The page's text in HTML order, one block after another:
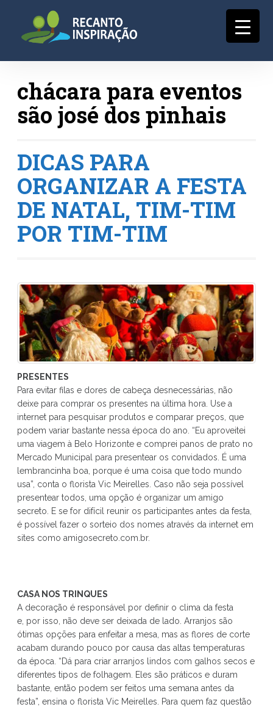
chácara para eventos
são josé dos pinhais
DICAS PARA
ORGANIZAR A FESTA
DE NATAL, TIM-TIM
POR TIM-TIM
PRESENTES
Para evitar filas e dores de cabeça desnecessárias, não
deixe para comprar os presentes na última hora. Use a
internet para pesquisar produtos e comparar preços, que
podem variar bastante nessa época do ano. “Eu aproveitei
uma viagem à Belo Horizonte e comprei panos de prato no
Mercado Municipal para presentear os convidados. É uma
lembrancinha boa, porque é uma coisa que todo mundo
usa”, conta o florista Vic Meirelles. Caso não seja possível
presentear todos, uma opção é organizar um amigo
secreto. E se for difícil reunir os participantes antes da festa,
é possível fazer o sorteio dos nomes através da internet em
sites como amigosecreto.com.br.
CASA NOS TRINQUES
A decoração é responsável por definir o clima da festa
e, por isso, não deve ser deixada de lado. Arranjos são
ótimas opções para enfeitar a mesa, mas as flores de corte
acabam durando pouco por causa das altas temperaturas
da época. “Dá para criar arranjos lindos com galhos secos e
diferentes tipos de folhagem. Eles são práticos e duram
bastante, então podem ser feitos uma semana antes da
festa”, ensina o florista Vic Meirelles. Para quem faz questão